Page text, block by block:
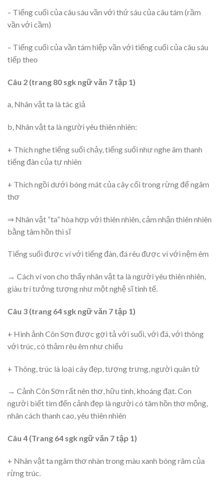
– Tiếng cuối của câu sáu vần với thứ sáu của câu tám (rầm
vần với cầm)
– Tiếng cuối của vần tám hiệp vần với tiếng cuối của câu sáu
tiếp theo
Câu 2 (trang 80 sgk ngữ văn 7 tập 1)
a, Nhân vật ta là tác giả
b, Nhân vật ta là người yêu thiên nhiên:
+ Thích nghe tiếng suối chảy, tiếng suối như nghe âm thanh
tiếng đàn của tự nhiên
+ Thích ngồi dưới bóng mát của cây cối trong rừng để ngâm
thơ
⇒ Nhân vật “ta” hòa hợp với thiên nhiên, cảm nhận thiên nhiên
bằng tâm hồn thi sĩ
Tiếng suối được ví với tiếng đàn, đá rêu được ví với nệm êm
→ Cách ví von cho thấy nhân vật ta là người yêu thiên nhiên,
giàu trí tưởng tượng như một nghệ sĩ tinh tế.
Câu 3 (trang 64 sgk ngữ văn 7 tập 1)
+ Hình ảnh Côn Sơn được gợi tả với suối, với đá, với thông
với trúc, có thảm rêu êm như chiếu
+ Thông, trúc là loại cây đẹp, tượng trưng, người quân tử
→ Cảnh Côn Sơn rất nên thơ, hữu tình, khoáng đạt. Con
người biết tìm đến cảnh đẹp là người có tâm hồn thơ mộng,
nhân cách thanh cao, yêu thiên nhiên
Câu 4 (Trang 64 sgk ngữ văn 7 tập 1)
+ Nhân vật ta ngâm thơ nhàn trong màu xanh bóng râm của
rừng trúc.